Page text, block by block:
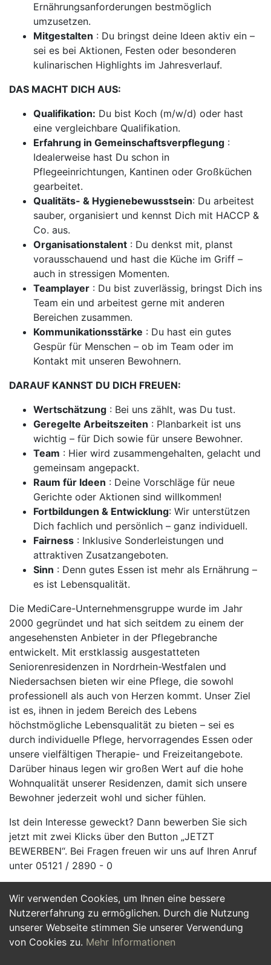
Wir verwenden Cookies, um Ihnen eine bessere
Nutzererfahrung zu ermöglichen. Durch die Nutzung
unserer Webseite stimmen Sie unserer Verwendung
von Cookies zu. Mehr Informationen
Ernährungsanforderungen bestmöglich
umzusetzen.
Mitgestalten : Du bringst deine Ideen aktiv ein –
sei es bei Aktionen, Festen oder besonderen
kulinarischen Highlights im Jahresverlauf.
DAS MACHT DICH AUS:
Qualifikation: Du bist Koch (m/w/d) oder hast
eine vergleichbare Qualifikation.
Erfahrung in Gemeinschaftsverpflegung :
Idealerweise hast Du schon in
Pflegeeinrichtungen, Kantinen oder Großküchen
gearbeitet.
Qualitäts- & Hygienebewusstsein: Du arbeitest
sauber, organisiert und kennst Dich mit HACCP &
Co. aus.
Organisationstalent : Du denkst mit, planst
vorausschauend und hast die Küche im Griff –
auch in stressigen Momenten.
Teamplayer : Du bist zuverlässig, bringst Dich ins
Team ein und arbeitest gerne mit anderen
Bereichen zusammen.
Kommunikationsstärke : Du hast ein gutes
Gespür für Menschen – ob im Team oder im
Kontakt mit unseren Bewohnern.
DARAUF KANNST DU DICH FREUEN:
Wertschätzung : Bei uns zählt, was Du tust.
Geregelte Arbeitszeiten : Planbarkeit ist uns
wichtig – für Dich sowie für unsere Bewohner.
Team : Hier wird zusammengehalten, gelacht und
gemeinsam angepackt.
Raum für Ideen : Deine Vorschläge für neue
Gerichte oder Aktionen sind willkommen!
Fortbildungen & Entwicklung: Wir unterstützen
Dich fachlich und persönlich – ganz individuell.
Fairness : Inklusive Sonderleistungen und
attraktiven Zusatzangeboten.
Sinn : Denn gutes Essen ist mehr als Ernährung –
es ist Lebensqualität.
Die MediCare-Unternehmensgruppe wurde im Jahr
2000 gegründet und hat sich seitdem zu einem der
angesehensten Anbieter in der Pflegebranche
entwickelt. Mit erstklassig ausgestatteten
Seniorenresidenzen in Nordrhein-Westfalen und
Niedersachsen bieten wir eine Pflege, die sowohl
professionell als auch von Herzen kommt. Unser Ziel
ist es, ihnen in jedem Bereich des Lebens
höchstmögliche Lebensqualität zu bieten – sei es
durch individuelle Pflege, hervorragendes Essen oder
unsere vielfältigen Therapie- und Freizeitangebote.
Darüber hinaus legen wir großen Wert auf die hohe
Wohnqualität unserer Residenzen, damit sich unsere
Bewohner jederzeit wohl und sicher fühlen.
Ist dein Interesse geweckt? Dann bewerben Sie sich
jetzt mit zwei Klicks über den Button „JETZT
BEWERBEN“. Bei Fragen freuen wir uns auf Ihren Anruf
unter 05121 / 2890 - 0
Jetzt Bewerben